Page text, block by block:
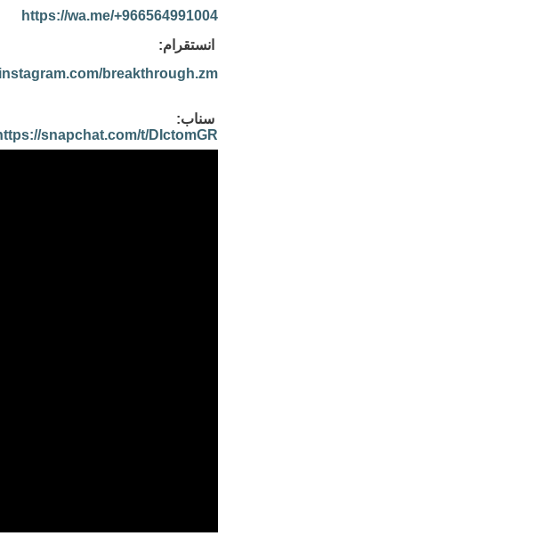
https://wa.me/+966564991004
انستقرام:
breakthrough.zm
سناب:
snapchat.com/t/DIctomGR